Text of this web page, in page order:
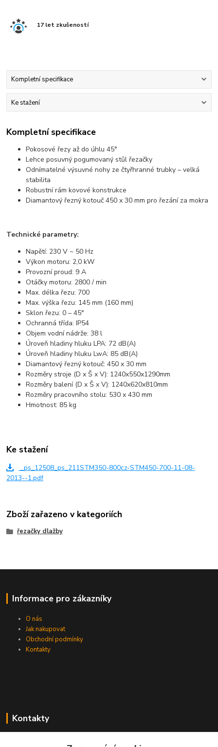
17 let zkušeností
Kompletní specifikace
Ke stažení
Kompletní specifikace
Pokosové řezy až do úhlu 45°
Lehce posuvný pogumovaný stůl řezačky
Odnímatelné výsuvné nohy ze čtyřhranné trubky – velká
stabilita
Robustní rám kovové konstrukce
Diamantový řezný kotouč 450 x 30 mm pro řezání za mokra
Technické parametry:
Napětí: 230 V ~ 50 Hz
Výkon motoru: 2,0 kW
Provozní proud: 9 A
Otáčky motoru: 2800 / min
Max. délka řezu: 700
Max. výška řezu: 145 mm (160 mm)
Sklon řezu: 0 – 45°
Ochranná třída: IP54
Objem vodní nádrže: 38 l
Úroveň hladiny hluku LPA: 72 dB(A)
Úroveň hladiny hluku LwA: 85 dB(A)
Diamantový řezný kotouč: 450 x 30 mm
Rozměry stroje (D x Š x V): 1240x550x1290mm
Rozměry balení (D x Š x V): 1240x620x810mm
Rozměry pracovního stolu: 530 x 430 mm
Hmotnost: 85 kg
Ke stažení
_ps_12508_ps_211STM350-800cz-STM450-700-11-08-
2013--1.pdf
Zboží zařazeno v kategoriích
řezačky dlažby
Informace pro zákazníky
O nás
Jak nakupovat
Obchodní podmínky
Kontakty
Kontakty